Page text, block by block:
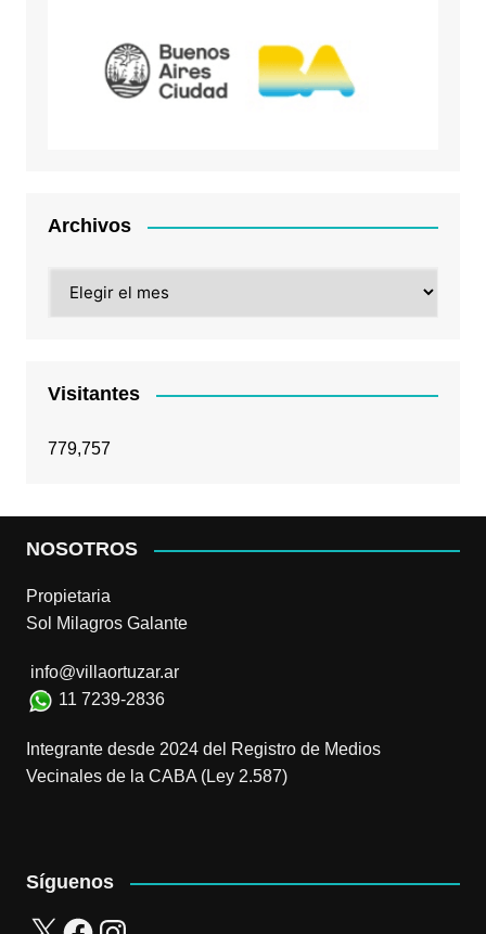
Archivos
Visitantes
779,757
NOSOTROS
Propietaria
Sol Milagros Galante
info@villaortuzar.ar
11 7239-2836
Integrante desde 2024 del Registro de Medios
Vecinales de la CABA (Ley 2.587)
Síguenos
X FacebookInstagram